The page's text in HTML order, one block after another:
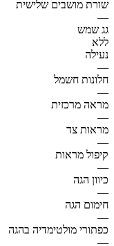
שורת מושבים שלישית
—
גג שמש
ללא
נעילה
—
חלונות חשמל
—
מראה מרכזית
—
מראות צד
—
קיפול מראות
—
כיוון הגה
—
חימום הגה
—
כפתורי מולטימדיה בהגה
—